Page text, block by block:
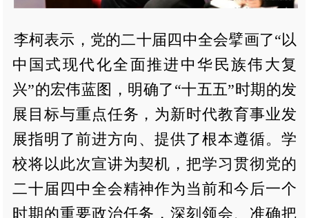
李柯表示，党的二十届四中全会擘画了“以
中国式现代化全面推进中华民族伟大复
兴”的宏伟蓝图，明确了“十五五”时期的发
展目标与重点任务，为新时代教育事业发
展指明了前进方向、提供了根本遵循。学
校将以此次宣讲为契机，把学习贯彻党的
二十届四中全会精神作为当前和今后一个
时期的重要政治任务，深刻领会、准确把